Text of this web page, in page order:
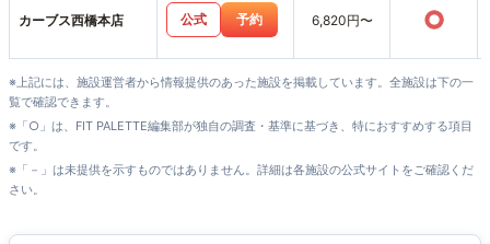
カーブス西橋本店 公式 予約 6,820円〜 ○
※上記には、施設運営者から情報提供のあった施設を掲載しています。全施設は下の一
覧で確認できます。
※「○」は、FIT PALETTE編集部が独自の調査・基準に基づき、特におすすめする項目
です。
※「－」は未提供を示すものではありません。詳細は各施設の公式サイトをご確認くだ
さい。